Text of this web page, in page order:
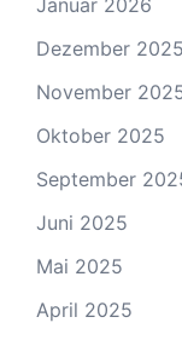
Januar 2026
Dezember 2025
November
Oktober 2025
September
Juni 2025
Mai 2025
April 2025